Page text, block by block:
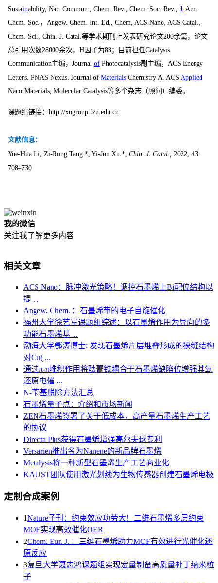
Sustainability, Nat. Commun., Chem. Rev., Chem. Soc. Rev., J. Am.
Chem. Soc.，Angew. Chem. Int. Ed., Chem, ACS Nano, ACS Catal.,
Chem. Sci., Chin. J. Catal.等学术期刊上发表研究论文200余篇，论文
总引用次数28000余次，H因子为83；目前担任Catalysis
Communication主编，Journal of Photocatalysis副主编，ACS Energy
Letters, PNAS Nexus, Journal of Materials Chemistry A, ACS Applied
Nano Materials, Molecular Catalysis等多个杂志（顾问）编委。
课题组链接：http://xugroup.fzu.edu.cn
文献信息：
Yue-Hua Li, Zi-Rong Tang *, Yi-Jun Xu *, Chin. J. Catal.,
2022, 43:
708–730
我的微信
关注我了解更多内容
相关文章
ACS Nano：脉冲激光策略！调控石墨烯上Bi配位结构以
提 ...
Angew. Chem. ：石墨烯带的电子自旋催化
福州大学徐艺军课题组综述：以石墨烯作用为导向的多
功能石墨烯基 ...
渤海大学鄂涛博士: 发现石墨烯片层堆叠形成的狭缝结构
对Cu( ...
通过π-π堆积作用将酞菁铁耦合于石墨烯缺陷位增强其氧
还原电催 ...
N-苄基脱除方法汇总
石墨烯量子点：介绍和市场新闻
ZEN石墨烯签署了关于低成本，高产量石墨烯生产工艺
的协议
Directa Plus获得石墨烯增强高尔夫球专利
Versarien推出名为Nanene的新品牌石墨烯
Metalysis将一种新型石墨烯生产工艺商业化
KAUST团队使用激光划线为生物传感器创建石墨烯电极
定制合成案例
1Nature子刊：约束效应功劳大！二维石墨烯多层约束
MOF实现高效催化OER
2Chem. Eur. J. ：三维石墨烯助力MOF有效进行光催化还
原反应
3复旦大学聂志鸿课题组实现宏量制备高质量补丁纳米粒
子